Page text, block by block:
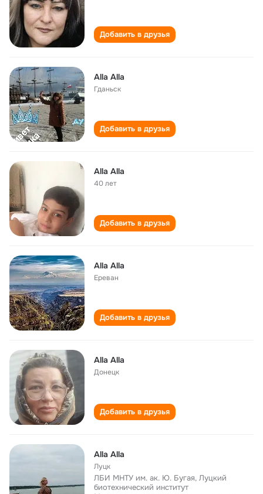
Добавить в друзья
Alla Alla
Гданьск
Добавить в друзья
Alla Alla
40 лет
Добавить в друзья
Alla Alla
Ереван
Добавить в друзья
Alla Alla
Донецк
Добавить в друзья
Alla Alla
Луцк
ЛБИ МНТУ им. ак. Ю. Бугая, Луцкий
биотехнический институт